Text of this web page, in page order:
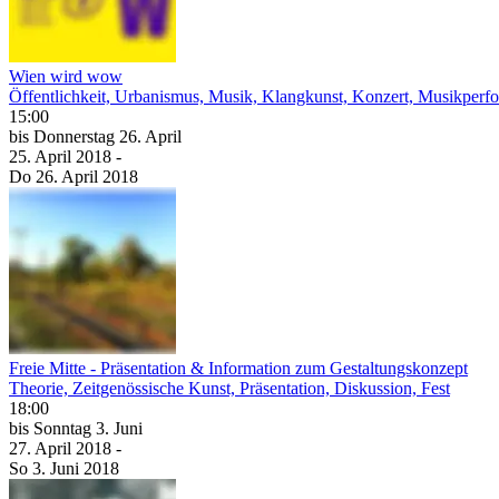
Wien wird wow
Öffentlichkeit, Urbanismus, Musik, Klangkunst, Konzert,
15:00
bis Donnerstag 26. April
25. April 2018 -
Do 26. April 2018
Freie Mitte - Präsentation & Information zum Gestaltungskonzept
Theorie, Zeitgenössische Kunst, Präsentation, Diskussion, Fest
18:00
bis Sonntag 3. Juni
27. April 2018 -
So 3. Juni 2018